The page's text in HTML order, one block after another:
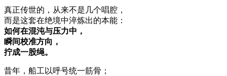
真正传世的，从来不是几个唱腔，
而是这套在绝境中淬炼出的本能：
如何在混沌与压力中，
瞬间校准方向，
拧成一股绳。
昔年，船工以呼号统一筋骨；